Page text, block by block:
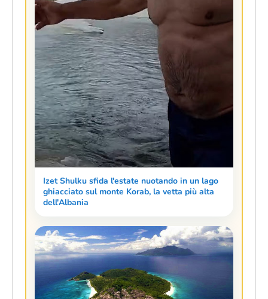
Izet Shulku sfida l'estate nuotando in un lago
ghiacciato sul monte Korab, la vetta più alta
dell'Albania